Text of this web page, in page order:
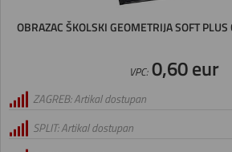
OBRAZAC ŠKOLSKI GEOMETRIJA SOFT
VPC:0,60 eur
ZAGREB: Artikal dostupan
SPLIT: Artikal dostupan